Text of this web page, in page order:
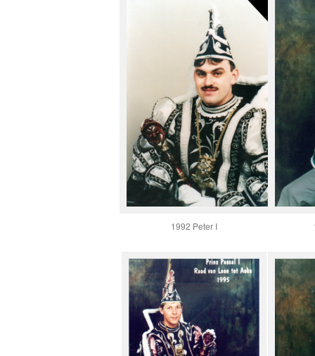
1992 Peter I